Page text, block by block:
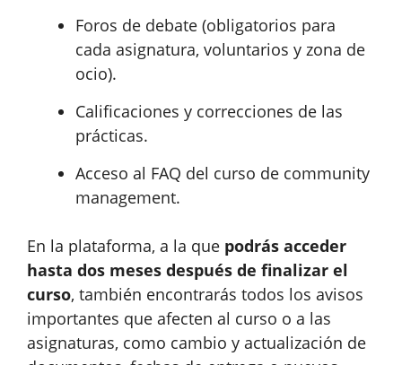
Foros de debate (obligatorios para
cada asignatura, voluntarios y zona de
ocio).
Calificaciones y correcciones de las
prácticas.
Acceso al FAQ del curso de community
management.
En la plataforma, a la que podrás acceder
hasta dos meses después de finalizar el
curso, también encontrarás todos los avisos
importantes que afecten al curso o a las
asignaturas, como cambio y actualización de